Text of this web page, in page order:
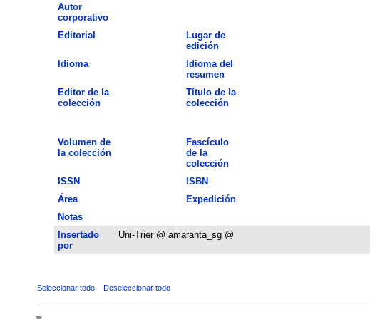
Autor
corporativo
Editorial
Lugar de
edición
Idioma
Idioma del
resumen
Editor de la
colección
Título de la
colección
Volumen de
la colección
Fascículo
de la
colección
ISSN ISBN
Área
Expedición
Notas
Insertado
por
Uni-Trier @ amaranta_sg @
Seleccionar todo Deseleccionar todo